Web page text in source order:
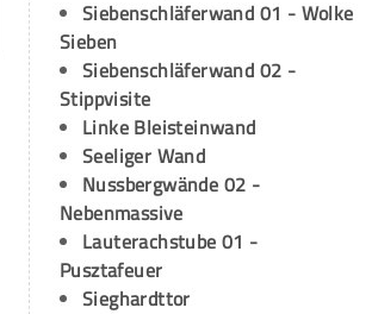
Siebenschläferwand 01 - Wolke
Sieben
Siebenschläferwand 02 -
Stippvisite
Linke Bleisteinwand
Seeliger Wand
Nussbergwände 02 -
Nebenmassive
Lauterachstube 01 -
Pusztafeuer
Sieghardttor